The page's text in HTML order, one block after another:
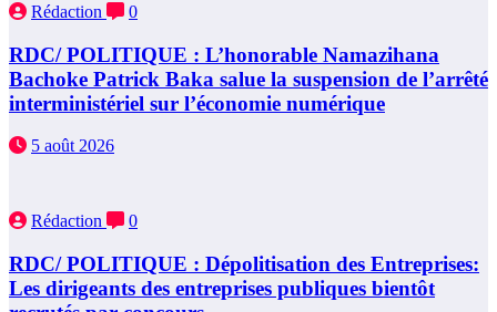
Rédaction 0
RDC/ POLITIQUE : L’honorable Namazihana
Bachoke Patrick Baka salue la suspension de l’arrêté
interministériel sur l’économie numérique
5 août 2026
Rédaction 0
RDC/ POLITIQUE : Dépolitisation des Entreprises:
Les dirigeants des entreprises publiques bientôt